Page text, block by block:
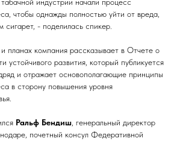
чтобы однажды полностью уйти от вреда,
сигарет, - поделилась спикер.
планах компания рассказывает в Отчете о
устойчивого развития, который публикуется
и отражает основополагающие принципы
в сторону повышения уровня
Ральф Бендиш , генеральный директор
почетный консул Федеративной